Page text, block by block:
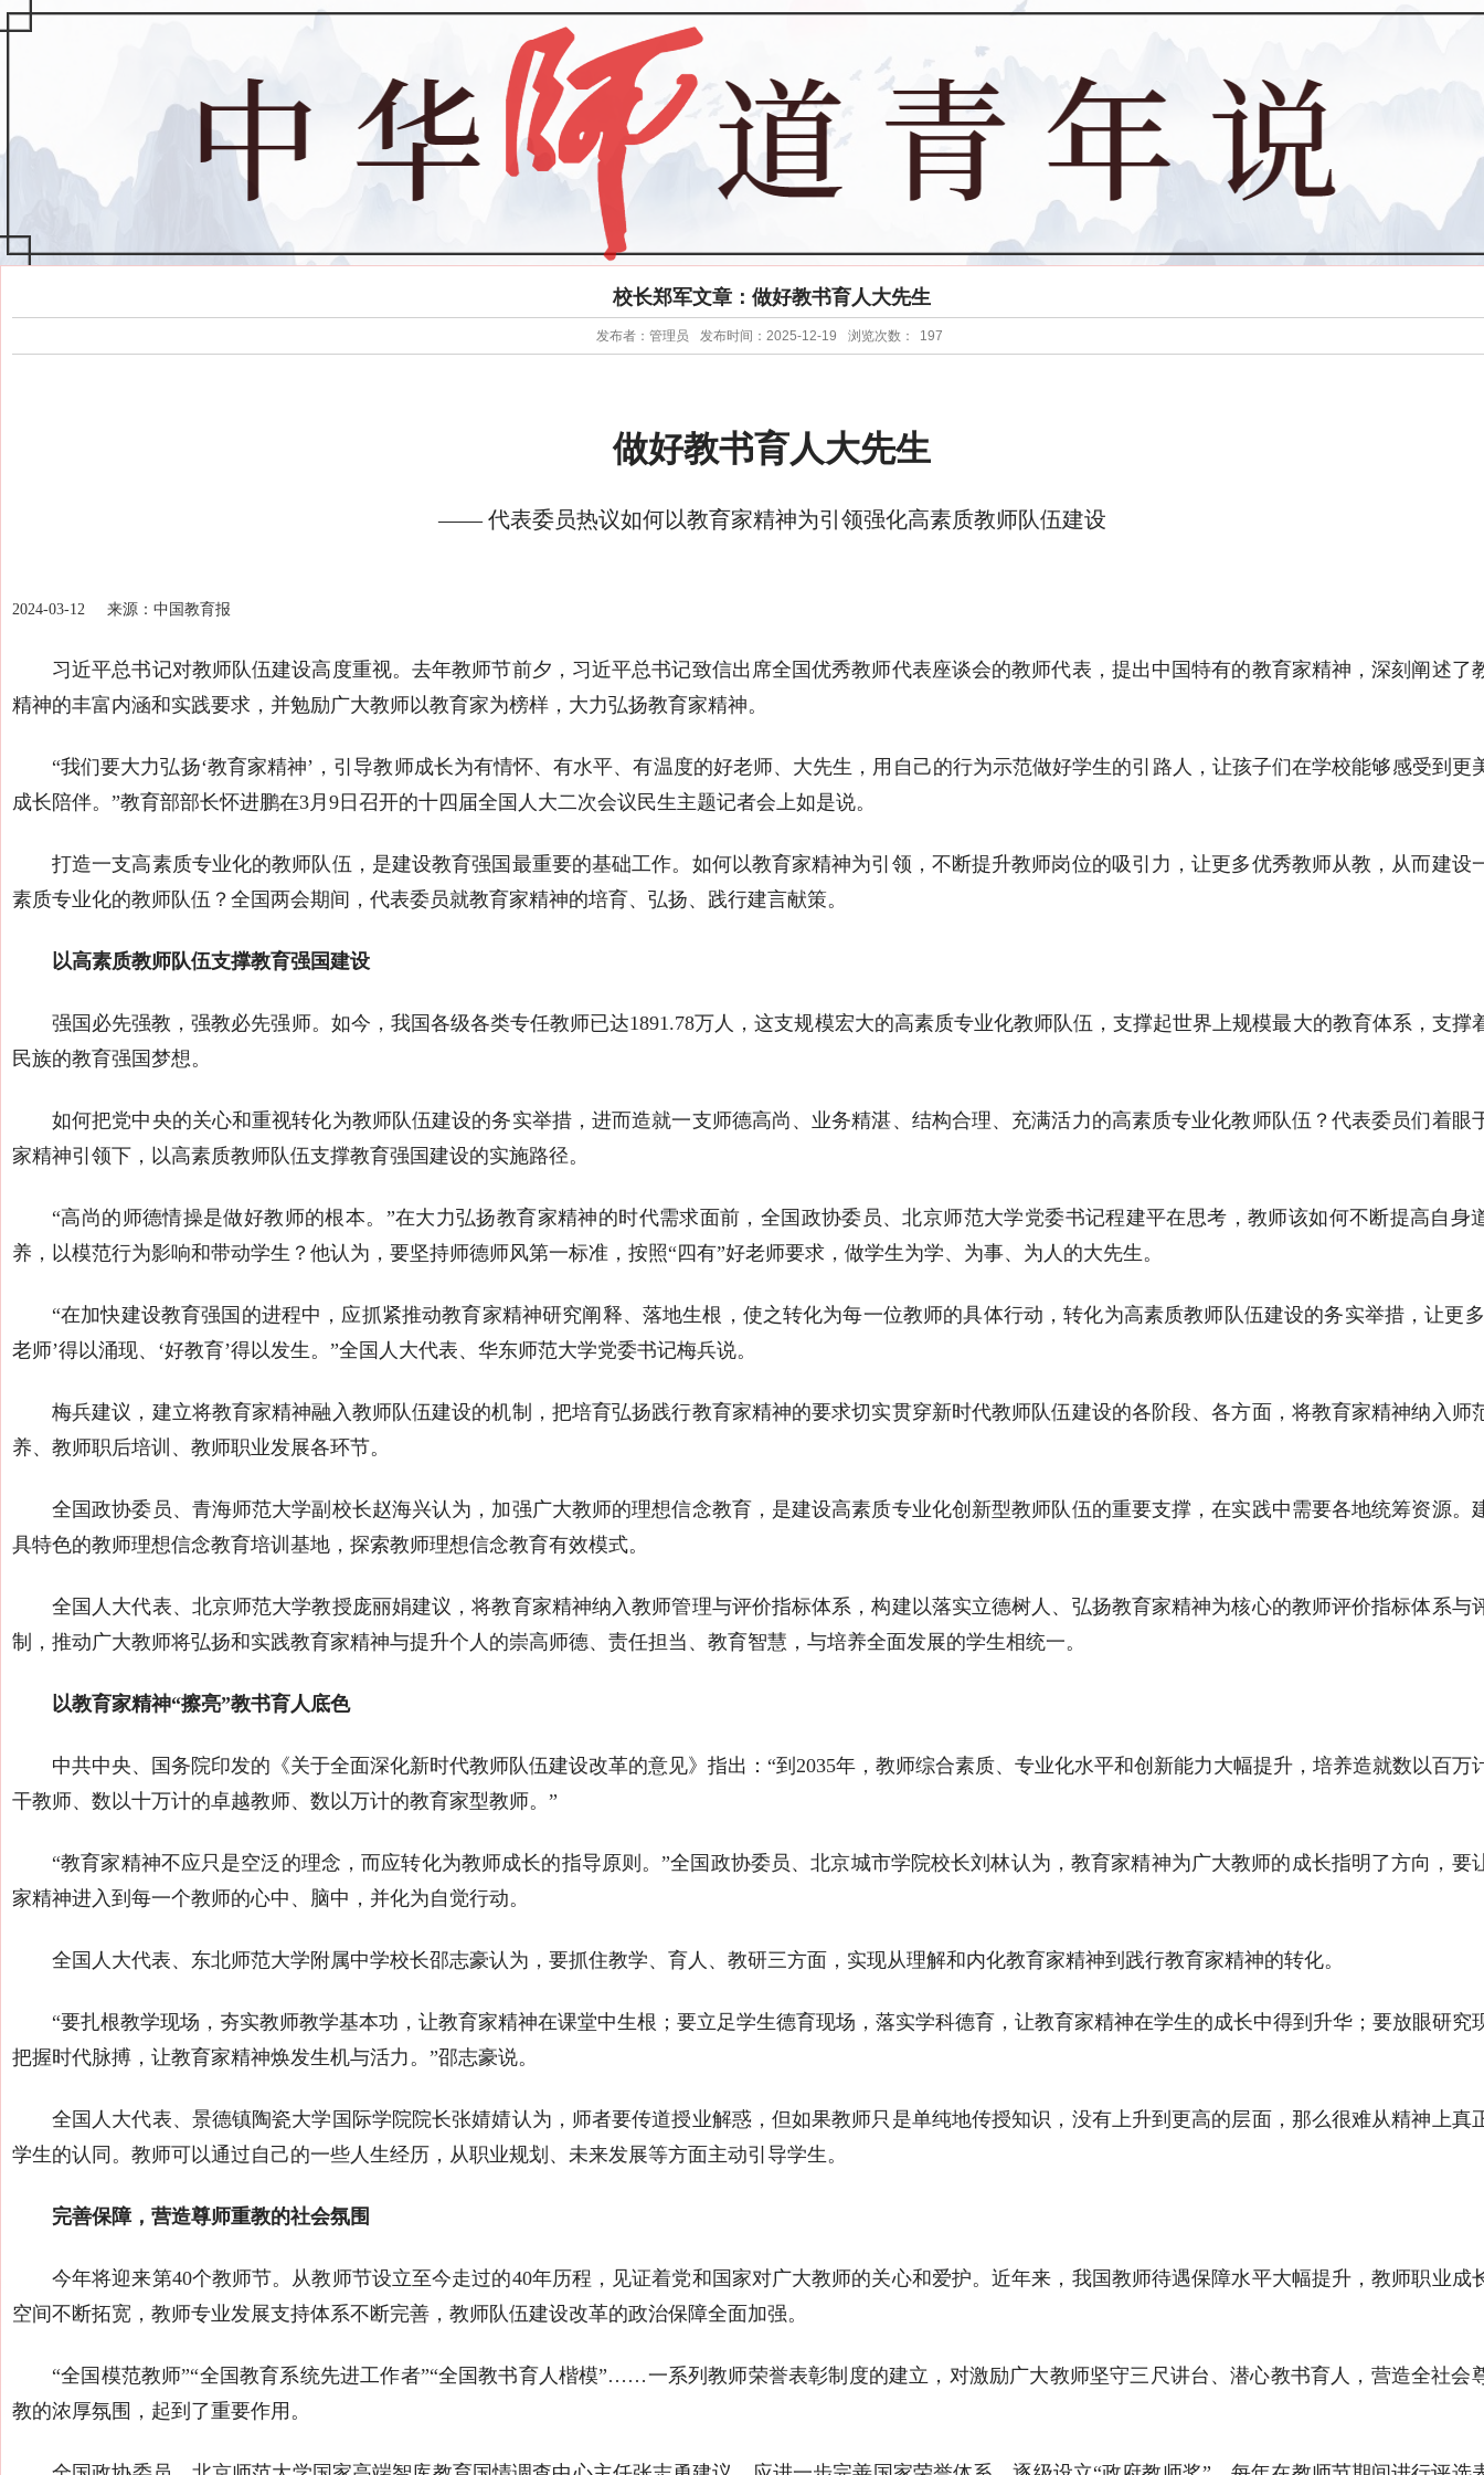
校长郑军文章：做好教书育人大先生
发布者：管理员 发布时间：2025-12-19 浏览次数： 197
做好教书育人大先生
—— 代表委员热议如何以教育家精神为引领强化高素质教师队伍建设
2024-03-12 来源：中国教育报
习近平总书记对教师队伍建设高度重视。去年教师节前夕，习近平总书记致信出席全国优秀教师代表座谈会的教师代表，提出中国特有的教育家精神，深刻阐述了
精神的丰富内涵和实践要求，并勉励广大教师以教育家为榜样，大力弘扬教育家精神。
“我们要大力弘扬‘教育家精神’，引导教师成长为有情怀、有水平、有温度的好老师、大先生，用自己的行为示范做好学生的引路人，让孩子们在学校能够感受到更
成长陪伴。”教育部部长怀进鹏在3月9日召开的十四届全国人大二次会议民生主题记者会上如是说。
打造一支高素质专业化的教师队伍，是建设教育强国最重要的基础工作。如何以教育家精神为引领，不断提升教师岗位的吸引力，让更多优秀教师从教，从而建设
素质专业化的教师队伍？全国两会期间，代表委员就教育家精神的培育、弘扬、践行建言献策。
以高素质教师队伍支撑教育强国建设
强国必先强教，强教必先强师。如今，我国各级各类专任教师已达1891.78万人，这支规模宏大的高素质专业化教师队伍，支撑起世界上规模最大的教育体系，支撑
民族的教育强国梦想。
如何把党中央的关心和重视转化为教师队伍建设的务实举措，进而造就一支师德高尚、业务精湛、结构合理、充满活力的高素质专业化教师队伍？代表委员们着眼
家精神引领下，以高素质教师队伍支撑教育强国建设的实施路径。
“高尚的师德情操是做好教师的根本。”在大力弘扬教育家精神的时代需求面前，全国政协委员、北京师范大学党委书记程建平在思考，教师该如何不断提高自身
养，以模范行为影响和带动学生？他认为，要坚持师德师风第一标准，按照“四有”好老师要求，做学生为学、为事、为人的大先生。
“在加快建设教育强国的进程中，应抓紧推动教育家精神研究阐释、落地生根，使之转化为每一位教师的具体行动，转化为高素质教师队伍建设的务实举措，让更
老师’得以涌现、‘好教育’得以发生。”全国人大代表、华东师范大学党委书记梅兵说。
梅兵建议，建立将教育家精神融入教师队伍建设的机制，把培育弘扬践行教育家精神的要求切实贯穿新时代教师队伍建设的各阶段、各方面，将教育家精神纳入师
养、教师职后培训、教师职业发展各环节。
全国政协委员、青海师范大学副校长赵海兴认为，加强广大教师的理想信念教育，是建设高素质专业化创新型教师队伍的重要支撑，在实践中需要各地统筹资源。
具特色的教师理想信念教育培训基地，探索教师理想信念教育有效模式。
全国人大代表、北京师范大学教授庞丽娟建议，将教育家精神纳入教师管理与评价指标体系，构建以落实立德树人、弘扬教育家精神为核心的教师评价指标体系与
制，推动广大教师将弘扬和实践教育家精神与提升个人的崇高师德、责任担当、教育智慧，与培养全面发展的学生相统一。
以教育家精神“擦亮”教书育人底色
中共中央、国务院印发的《关于全面深化新时代教师队伍建设改革的意见》指出：“到2035年，教师综合素质、专业化水平和创新能力大幅提升，培养造就数以百万
干教师、数以十万计的卓越教师、数以万计的教育家型教师。”
“教育家精神不应只是空泛的理念，而应转化为教师成长的指导原则。”全国政协委员、北京城市学院校长刘林认为，教育家精神为广大教师的成长指明了方向，要
家精神进入到每一个教师的心中、脑中，并化为自觉行动。
全国人大代表、东北师范大学附属中学校长邵志豪认为，要抓住教学、育人、教研三方面，实现从理解和内化教育家精神到践行教育家精神的转化。
“要扎根教学现场，夯实教师教学基本功，让教育家精神在课堂中生根；要立足学生德育现场，落实学科德育，让教育家精神在学生的成长中得到升华；要放眼研究
把握时代脉搏，让教育家精神焕发生机与活力。”邵志豪说。
全国人大代表、景德镇陶瓷大学国际学院院长张婧婧认为，师者要传道授业解惑，但如果教师只是单纯地传授知识，没有上升到更高的层面，那么很难从精神上真
学生的认同。教师可以通过自己的一些人生经历，从职业规划、未来发展等方面主动引导学生。
完善保障，营造尊师重教的社会氛围
今年将迎来第40个教师节。从教师节设立至今走过的40年历程，见证着党和国家对广大教师的关心和爱护。近年来，我国教师待遇保障水平大幅提升，教师职业成
空间不断拓宽，教师专业发展支持体系不断完善，教师队伍建设改革的政治保障全面加强。
“全国模范教师”“全国教育系统先进工作者”“全国教书育人楷模”……一系列教师荣誉表彰制度的建立，对激励广大教师坚守三尺讲台、潜心教书育人，营造全社会
教的浓厚氛围，起到了重要作用。